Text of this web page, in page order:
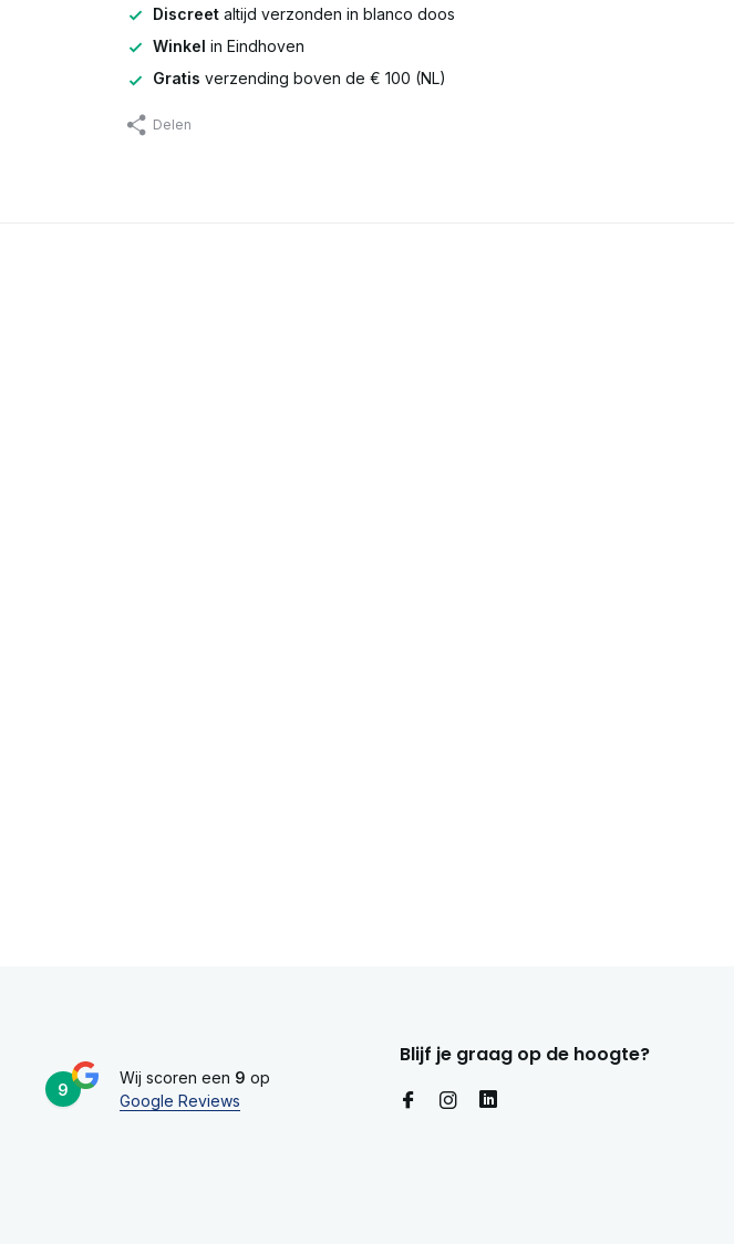
Discreetaltijd verzonden in blanco doos
Winkel in Eindhoven
Gratis verzending boven de € 100 (NL)
Delen
9
Wij scoren een 9 op
Google Reviews
Blijf je graag op de hoogte?